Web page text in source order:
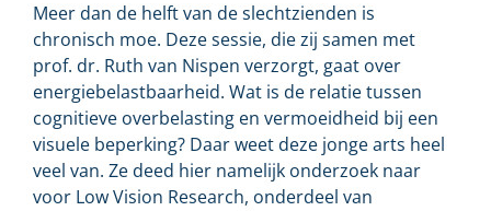
Meer dan de helft van de slechtzienden is
chronisch moe. Deze sessie, die zij samen met
prof. dr. Ruth van Nispen verzorgt, gaat over
energiebelastbaarheid. Wat is de relatie tussen
cognitieve overbelasting en vermoeidheid bij een
visuele beperking? Daar weet deze jonge arts heel
veel van. Ze deed hier namelijk onderzoek naar
voor Low Vision Research, onderdeel van